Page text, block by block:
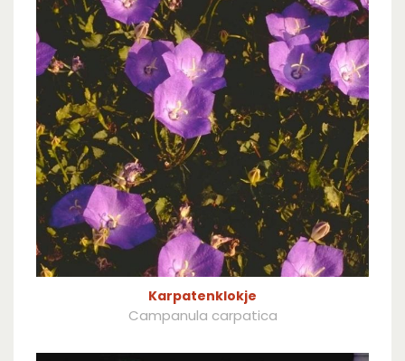
Karpatenklokje
Campanula carpatica